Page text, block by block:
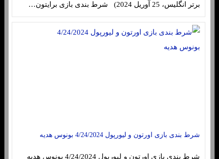
برتر انگلیس، 25 آوریل 2024) شرط بندی بازی برایتون…
شرط بندی بازی اورتون و لیورپول 4/24/2024 بونوس هدیه
شرط بندی بازی اورتون و لیورپول 4/24/2024 بونوس هدیه